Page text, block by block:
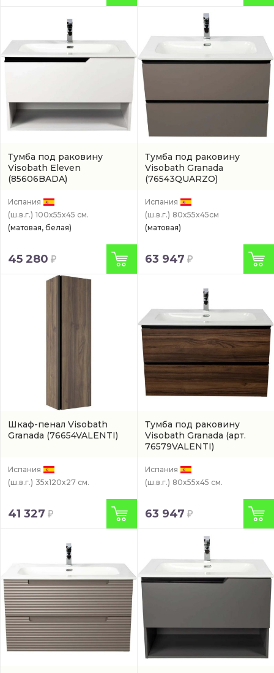
Тумба под раковину
Visobath Eleven
(85606BADA)
Испания
(ш.в.г.) 100x55x45 см.
(матовая, белая)
45 280
Тумба под раковину
Visobath Granada
(76543QUARZO)
Испания
(ш.в.г.) 80x55x45см
(матовая)
63 947
Шкаф-пенал Visobath
Granada (76654VALENTI)
Испания
(ш.в.г.) 35x120x27 см.
41 327
Тумба под раковину
Visobath Granada (арт.
76579VALENTI)
Испания
(ш.в.г.) 80x55x45 см.
63 947